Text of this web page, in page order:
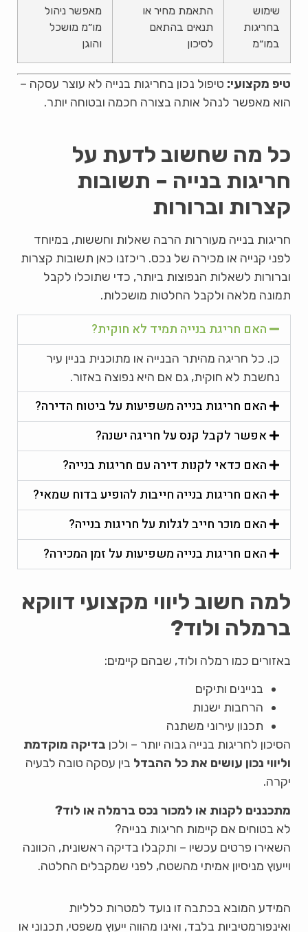
שימוש
בחריגות
במו״מ
התאמת מחיר או
תנאים בהתאם
לסיכון
מאפשר ניהול
מו״מ מושכל
והוגן
טיפ מקצועי: טיפול נכון בחריגות בנייה לא עוצר עסקה –
הוא מאפשר לנהל אותה בצורה חכמה ובטוחה יותר.
כל מה שחשוב לדעת על
חריגות בנייה – תשובות
קצרות וברורות
חריגות בנייה מעוררות הרבה שאלות וחששות, במיוחד
לפני קנייה או מכירה של נכס. ריכזנו כאן תשובות קצרות
וברורות לשאלות הנפוצות ביותר, כדי שתוכלו לקבל
תמונה מלאה ולקבל החלטות מושכלות.
האם חריגת בנייה תמיד לא חוקית?
כן. כל חריגה מהיתר הבנייה או מתוכנית בניין עיר
נחשבת לא חוקית, גם אם היא נפוצה באזור.
האם חריגות בנייה משפיעות על ביטוח הדירה?
אפשר לקבל קנס על חריגה ישנה?
האם כדאי לקנות דירה עם חריגות בנייה?
האם חריגות בנייה חייבות להופיע בדוח שמאי?
האם מוכר חייב לגלות על חריגות בנייה?
האם חריגות בנייה משפיעות על זמן המכירה?
למה חשוב ליווי מקצועי דווקא
ברמלה ולוד?
באזורים כמו רמלה ולוד, שבהם קיימים:
בניינים ותיקים
הרחבות ישנות
תכנון עירוני משתנה
הסיכון לחריגות בנייה גבוה יותר – ולכן בדיקה מוקדמת
וליווי נכון עושים את כל ההבדל בין עסקה טובה לבעיה
יקרה.
מתכננים לקנות או למכור נכס ברמלה או לוד?
לא בטוחים אם קיימות חריגות בנייה?
השאירו פרטים עכשיו – ותקבלו בדיקה ראשונית, הכוונה
וייעוץ מניסיון אמיתי מהשטח, לפני שמקבלים החלטה.
המידע המובא בכתבה זו נועד למטרות כלליות
ואינפורמטיביות בלבד, ואינו מהווה ייעוץ משפטי, תכנוני או